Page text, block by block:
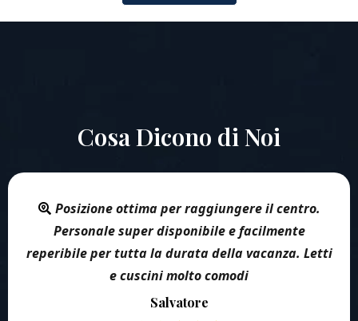
Cosa Dicono di Noi
Posizione ottima per raggiungere il centro.
Personale super disponibile e facilmente
reperibile per tutta la durata della vacanza. Letti
e cuscini molto comodi
Salvatore